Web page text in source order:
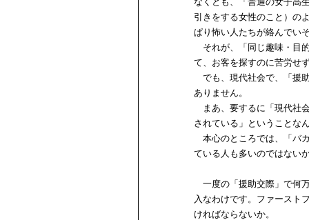
引きをする女性のこと）の
ぱり怖い人たちが絡んでい
それが、「同じ趣味・目
て、お客を探すのに苦労せ
でも、現代社会で、「援
ありません。
まあ、要するに「現代社
されている」ということな
本心のところでは、「バ
ている人も多いのではない
一度の「援助交際」で何
入なわけです。ファースト
ければならないか。